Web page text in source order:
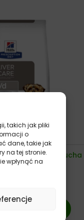
takich jak pliki
o
dane, takie jak
na tej stronie.
wpłynąć na
Diet L/D – sucha
dla psa